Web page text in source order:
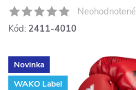
Neohodnotené
Kód: 2411-4010
Novinka
WAKO Label